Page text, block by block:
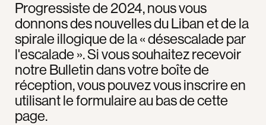
Progressiste de 2024, nous vous
donnons des nouvelles du Liban et de la
spirale illogique de la « désescalade par
l'escalade ». Si vous souhaitez recevoir
notre Bulletin dans votre boîte de
réception, vous pouvez vous inscrire en
utilisant le formulaire au bas de cette
page.